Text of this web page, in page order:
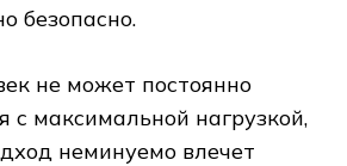
безопасно.
не может постоянно
с максимальной нагрузкой,
неминуемо влечет